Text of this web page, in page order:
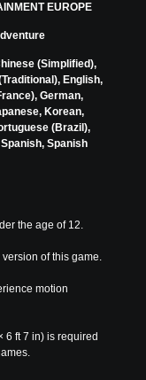
EUROPE
(Simplified),
English,
German,
Korean,
(Brazil),
Spanish
the age of 12.
of this game.
motion
6 ft 7 in) is required